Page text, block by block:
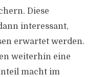
Diese
interessant,
erwartet werden.
weiterhin eine
macht im